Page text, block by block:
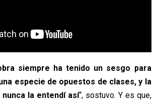
siempre ha tenido un sesgo para
especie de opuestos de clases, y la
la entendí así“, sostuvo. Y es que,